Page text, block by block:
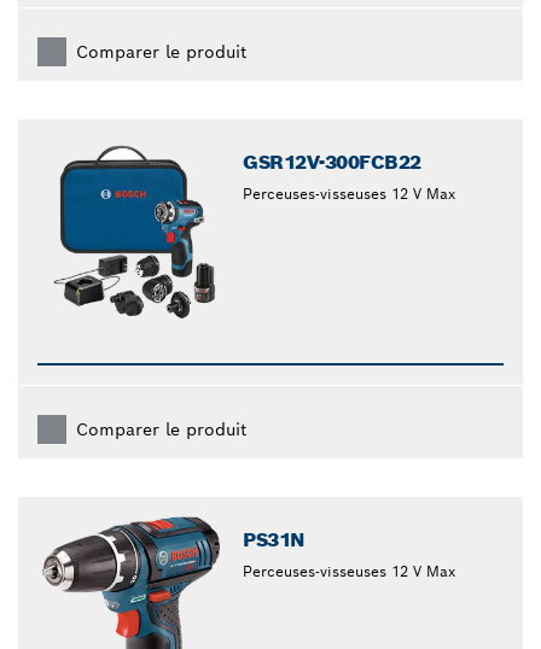
Comparer le produit
GSR12V-300FCB22
Perceuses-visseuses 12 V Max
Comparer le produit
PS31N
Perceuses-visseuses 12 V Max